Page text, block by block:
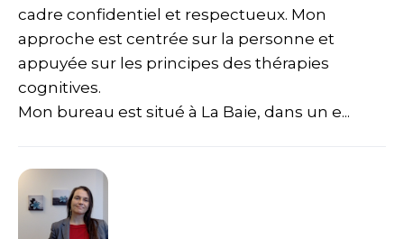
cadre confidentiel et respectueux. Mon
approche est centrée sur la personne et
appuyée sur les principes des thérapies
cognitives.
Mon bureau est situé à La Baie, dans un e...